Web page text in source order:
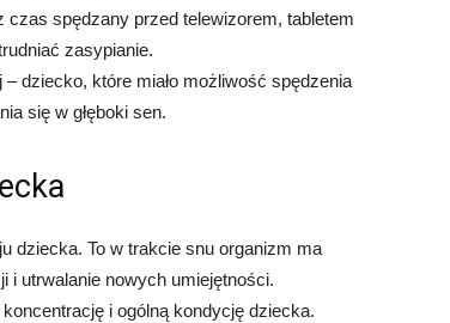
spędzany przed telewizorem, tabletem
zasypianie.
dziecko, które miało możliwość spędzenia
się w głęboki sen.
dziecka. To w trakcie snu organizm ma
i utrwalanie nowych umiejętności.
i ogólną kondycję dziecka.